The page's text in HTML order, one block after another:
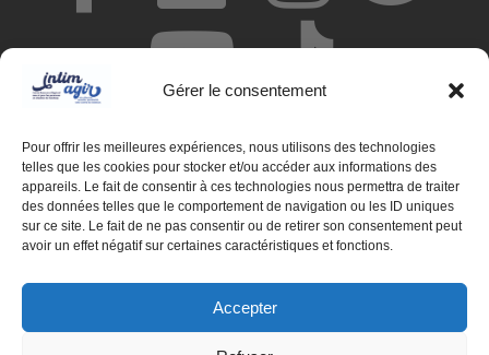
Gérer le consentement
Pour offrir les meilleures expériences, nous utilisons des technologies
telles que les cookies pour stocker et/ou accéder aux informations des
appareils. Le fait de consentir à ces technologies nous permettra de traiter
des données telles que le comportement de navigation ou les ID uniques
sur ce site. Le fait de ne pas consentir ou de retirer son consentement peut
avoir un effet négatif sur certaines caractéristiques et fonctions.
Accepter
© Centre de ressources INTIMAGIR Grand Est – 124 rue de
Newcastle 54000 NANCY
Mentions légales